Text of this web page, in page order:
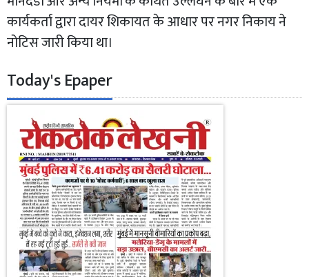
कार्यकर्ता द्वारा दायर शिकायत के आधार पर नगर निकाय ने
नोटिस जारी किया था।
Today's Epaper